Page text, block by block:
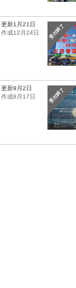
受付終了
更新1月21日
作成12月24日
受付終了
更新9月2日
作成8月17日